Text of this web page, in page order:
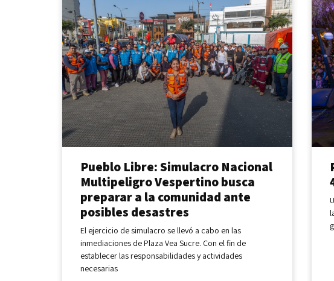
Pueblo Libre: Simulacro Nacional
Multipeligro Vespertino busca
preparar a la comunidad ante
posibles desastres
El ejercicio de simulacro se llevó a cabo en las
inmediaciones de Plaza Vea Sucre. Con el fin de
establecer las responsabilidades y actividades
necesarias